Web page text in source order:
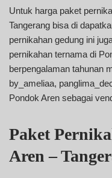
Untuk harga paket
Tangerang bisa di
pernikahan gedung ini
pernikahan ternama di
berpengalaman tahunan
by_ameliaa,
Pondok Aren sebagai
Paket
Aren –